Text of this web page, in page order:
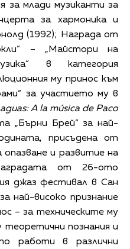
за млади музиканти за
за хармоника и
(1992); Награда от
– „Майстори на
в категория
му принос към
за участието му в
A la música de Paco
„Бърни Брей“ за най-
присъдена от
и развитие на
от 26-ото
джаз фестивал в Сан
най-високо признание
– за техническите му
теоретични познания и
работи в различни